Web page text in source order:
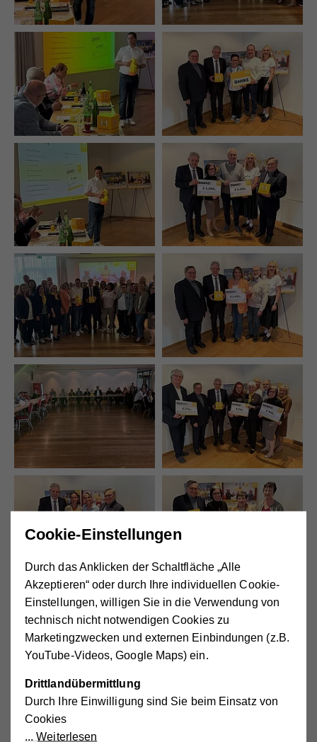
Cookie-Einstellungen
Durch das Anklicken der Schaltfläche „Alle
Akzeptieren“ oder durch Ihre individuellen Cookie-
Einstellungen, willigen Sie in die Verwendung von
technisch nicht notwendigen Cookies zu
Marketingzwecken und externen Einbindungen (z.B.
YouTube-Videos, Google Maps) ein.
Drittlandübermittlung
Durch Ihre Einwilligung sind Sie beim Einsatz von
Cookies
Weiterlesen